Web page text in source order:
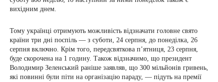
вихідним днем.
Тому українці отримують можливість відзначати головне свято
країни три дні поспіль — з суботи, 24 серпня, до понеділка, 26
серпня включно. Крім того, передсвяткова п’ятниця, 23 серпня,
буде скорочена на 1 годину. Також відзначимо, що президент
Володимир Зеленський раніше заявляв, що 300 мільйонів гривень,
які повинні були піти на організацію параду, — підуть на премії